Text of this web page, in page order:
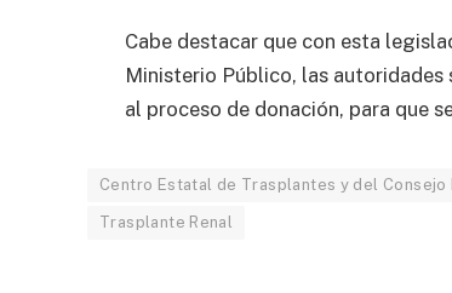
Cabe destacar que con esta
Ministerio Público, las
al proceso de donación, para que
Centro Estatal de Trasplantes y del
Trasplante Renal